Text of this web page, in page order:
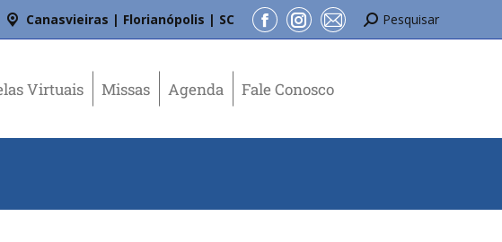
Canasvieiras | Florianópolis | SC Pesquisar
Virtuais Missas Agenda Fale Conosco